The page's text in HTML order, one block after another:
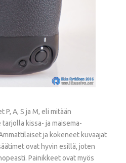
A, S ja M, eli mitään
kissa- ja maisema-
ja kokeneet kuvaajat
ovat hyvin esillä, joten
Painikkeet ovat myös